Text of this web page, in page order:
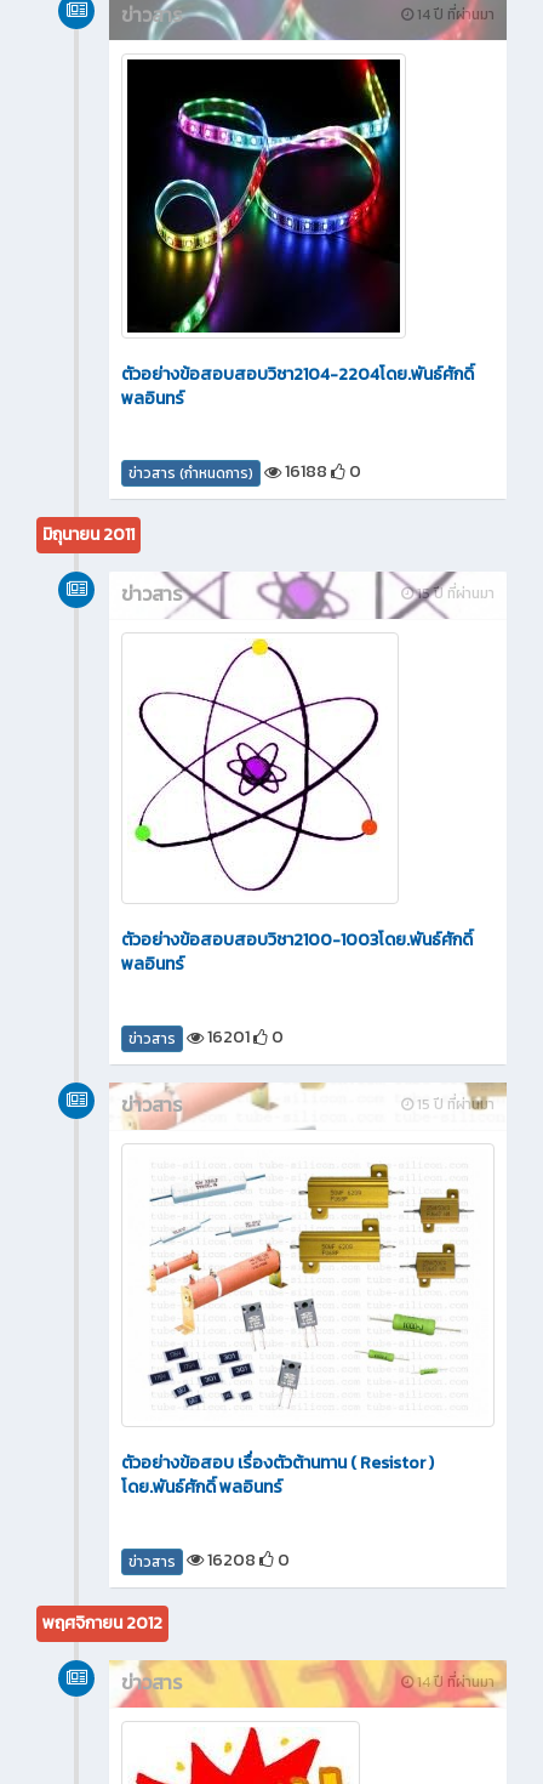
14 ปี ที่ผ่านมา
ข่าวสาร
ตัวอย่างข้อสอบสอบวิชา2104-2204โดย.พันธ์ศักดิ์
พลอินทร์
ข่าวสาร (กำหนดการ) 16188 0
มิถุนายน 2011
15 ปี ที่ผ่านมา
ข่าวสาร
ตัวอย่างข้อสอบสอบวิชา2100-1003โดย.พันธ์ศักดิ์
พลอินทร์
ข่าวสาร 16201 0
15 ปี ที่ผ่านมา
ข่าวสาร
ตัวอย่างข้อสอบ เรื่องตัวต้านทาน ( Resistor )
โดย.พันธ์ศักดิ์ พลอินทร์
ข่าวสาร 16208 0
พฤศจิกายน 2012
14 ปี ที่ผ่านมา
ข่าวสาร